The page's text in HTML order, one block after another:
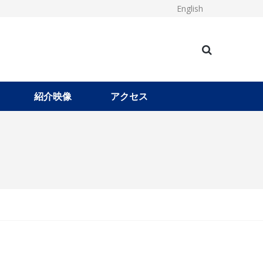
English
紹介映像 アクセス